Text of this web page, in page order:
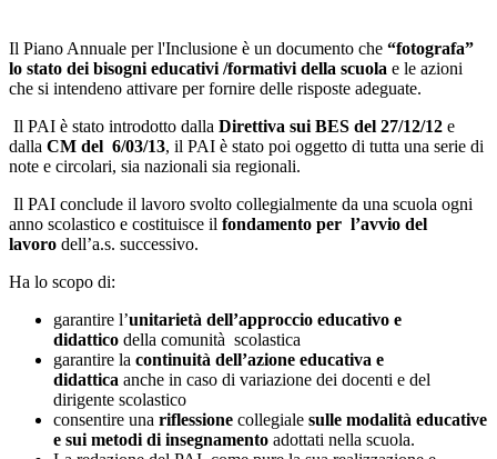
Il Piano Annuale per l'Inclusione è un documento che “fotografa”
lo stato dei bisogni educativi /formativi della scuola e le azioni
che si intendeno attivare per fornire delle risposte adeguate.
Il PAI è stato introdotto dalla Direttiva sui BES del 27/12/12 e
dalla CM del 6/03/13, il PAI è stato poi oggetto di tutta una serie di
note e circolari, sia nazionali sia regionali.
Il PAI conclude il lavoro svolto collegialmente da una scuola ogni
anno scolastico e costituisce il fondamento per l’avvio del
lavoro dell’a.s. successivo.
Ha lo scopo di:
garantire l’unitarietà dell’approccio educativo e
didattico della comunità scolastica
garantire la continuità dell’azione educativa e
didattica anche in caso di variazione dei docenti e del
dirigente scolastico
consentire una riflessione collegiale sulle modalità educative
e sui metodi di insegnamento adottati nella scuola.